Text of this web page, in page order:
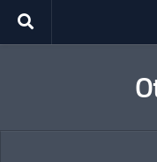
Skip to content